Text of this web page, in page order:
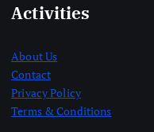
Activities
About Us
Contact
Privacy Policy
Terms & Conditions